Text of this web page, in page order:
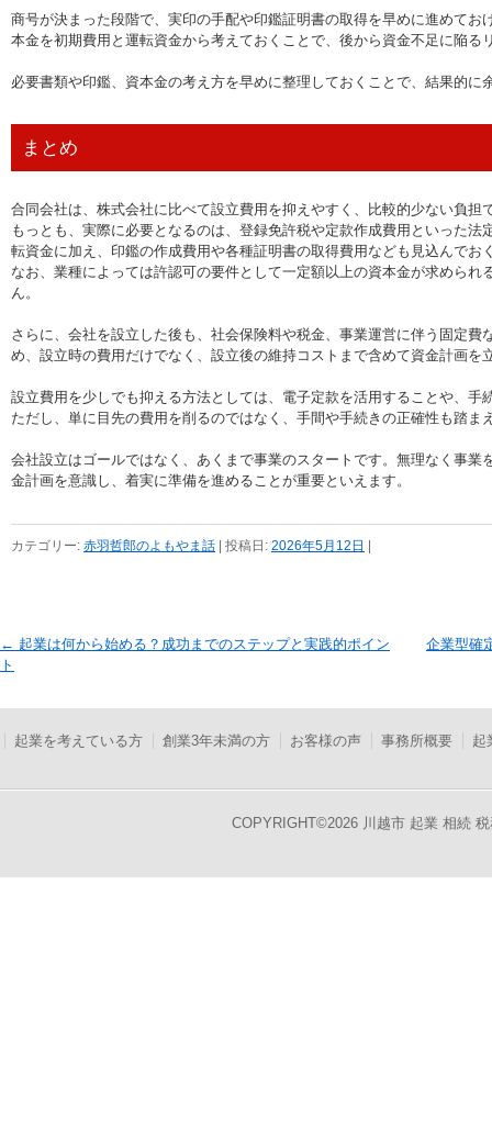
商号が決まった段階で、実印の手配や印鑑証明書の取得を早めに進めてお
本金を初期費用と運転資金から考えておくことで、後から資金不足に陥る
必要書類や印鑑、資本金の考え方を早めに整理しておくことで、結果的に
まとめ
合同会社は、株式会社に比べて設立費用を抑えやすく、比較的少ない負担
もっとも、実際に必要となるのは、登録免許税や定款作成費用といった
転資金に加え、印鑑の作成費用や各種証明書の取得費用なども見込んでお
なお、業種によっては許認可の要件として一定額以上の資本金が求められ
ん。
さらに、会社を設立した後も、社会保険料や税金、事業運営に伴う固定
め、設立時の費用だけでなく、設立後の維持コストまで含めて資金計画を
設立費用を少しでも抑える方法としては、電子定款を活用することや、手
ただし、単に目先の費用を削るのではなく、手間や手続きの正確性も踏ま
会社設立はゴールではなく、あくまで事業のスタートです。無理なく事業
金計画を意識し、着実に準備を進めることが重要といえます。
カテゴリー: 赤羽哲郎のよもやま話 | 投稿日: 2026年5月12日
投稿ナビゲーション
← 起業は何から始める？成功までのステップと実践的ポイン
ト
企業型確
起業を考えている方 創業3年未満の方 お客様の声 事務所概要 起
COPYRIGHT©2026 川越市 起業 相続